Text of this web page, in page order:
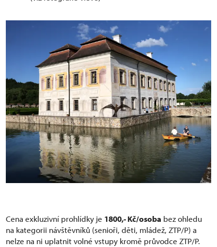
Cena exkluzivní prohlídky je 1800,- Kč/osoba bez ohledu
na kategorii návštěvníků (senioři, děti, mládež, ZTP/P) a
nelze na ni uplatnit volné vstupy kromě průvodce ZTP/P.